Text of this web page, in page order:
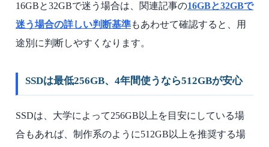
16GBと32GBで迷う場合は、関連記事の16GBと32GBで
迷う場合の詳しい判断基準もあわせて確認すると、用
途別に判断しやすくなります。
SSDは最低256GB、4年間使うなら512GBが安心
SSDは、大学によって256GB以上を目安にしている場
合もあれば、制作系のように512GB以上を推奨する場